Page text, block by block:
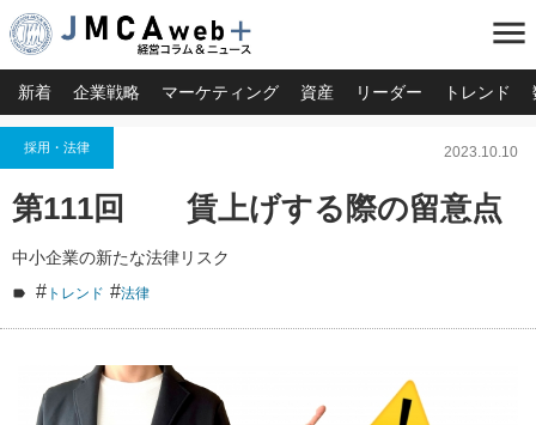
menu
新着 企業戦略 マーケティング 資産 リーダー トレンド
採用・法律 2023.10.10
第111回 賃上げする際の留意点
中小企業の新たな法律リスク
# トレンド #法律